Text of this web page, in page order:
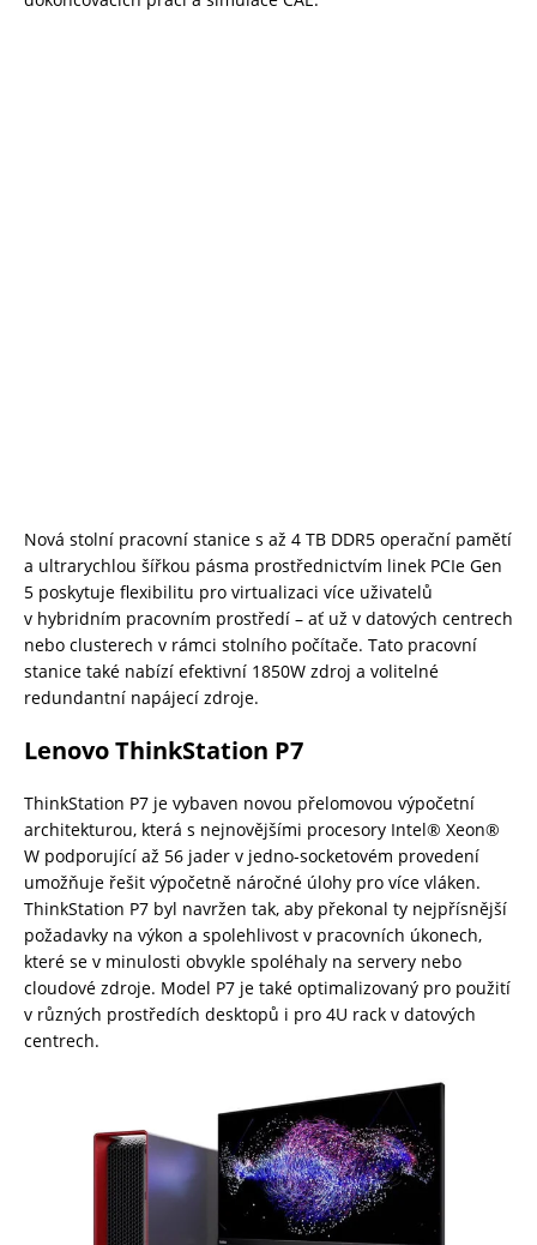
Nová stolní pracovní stanice s až 4 TB DDR5 operační pamětí
a ultrarychlou šířkou pásma prostřednictvím linek PCIe Gen
5 poskytuje flexibilitu pro virtualizaci více uživatelů
v hybridním pracovním prostředí – ať už v datových centrech
nebo clusterech v rámci stolního počítače. Tato pracovní
stanice také nabízí efektivní 1850W zdroj a volitelné
redundantní napájecí zdroje.
Lenovo ThinkStation P7
ThinkStation P7 je vybaven novou přelomovou výpočetní
architekturou, která s nejnovějšími procesory Intel® Xeon®
W podporující až 56 jader v jedno-socketovém provedení
umožňuje řešit výpočetně náročné úlohy pro více vláken.
ThinkStation P7 byl navržen tak, aby překonal ty nejpřísnější
požadavky na výkon a spolehlivost v pracovních úkonech,
které se v minulosti obvykle spoléhaly na servery nebo
cloudové zdroje. Model P7 je také optimalizovaný pro použití
v různých prostředích desktopů i pro 4U rack v datových
centrech.